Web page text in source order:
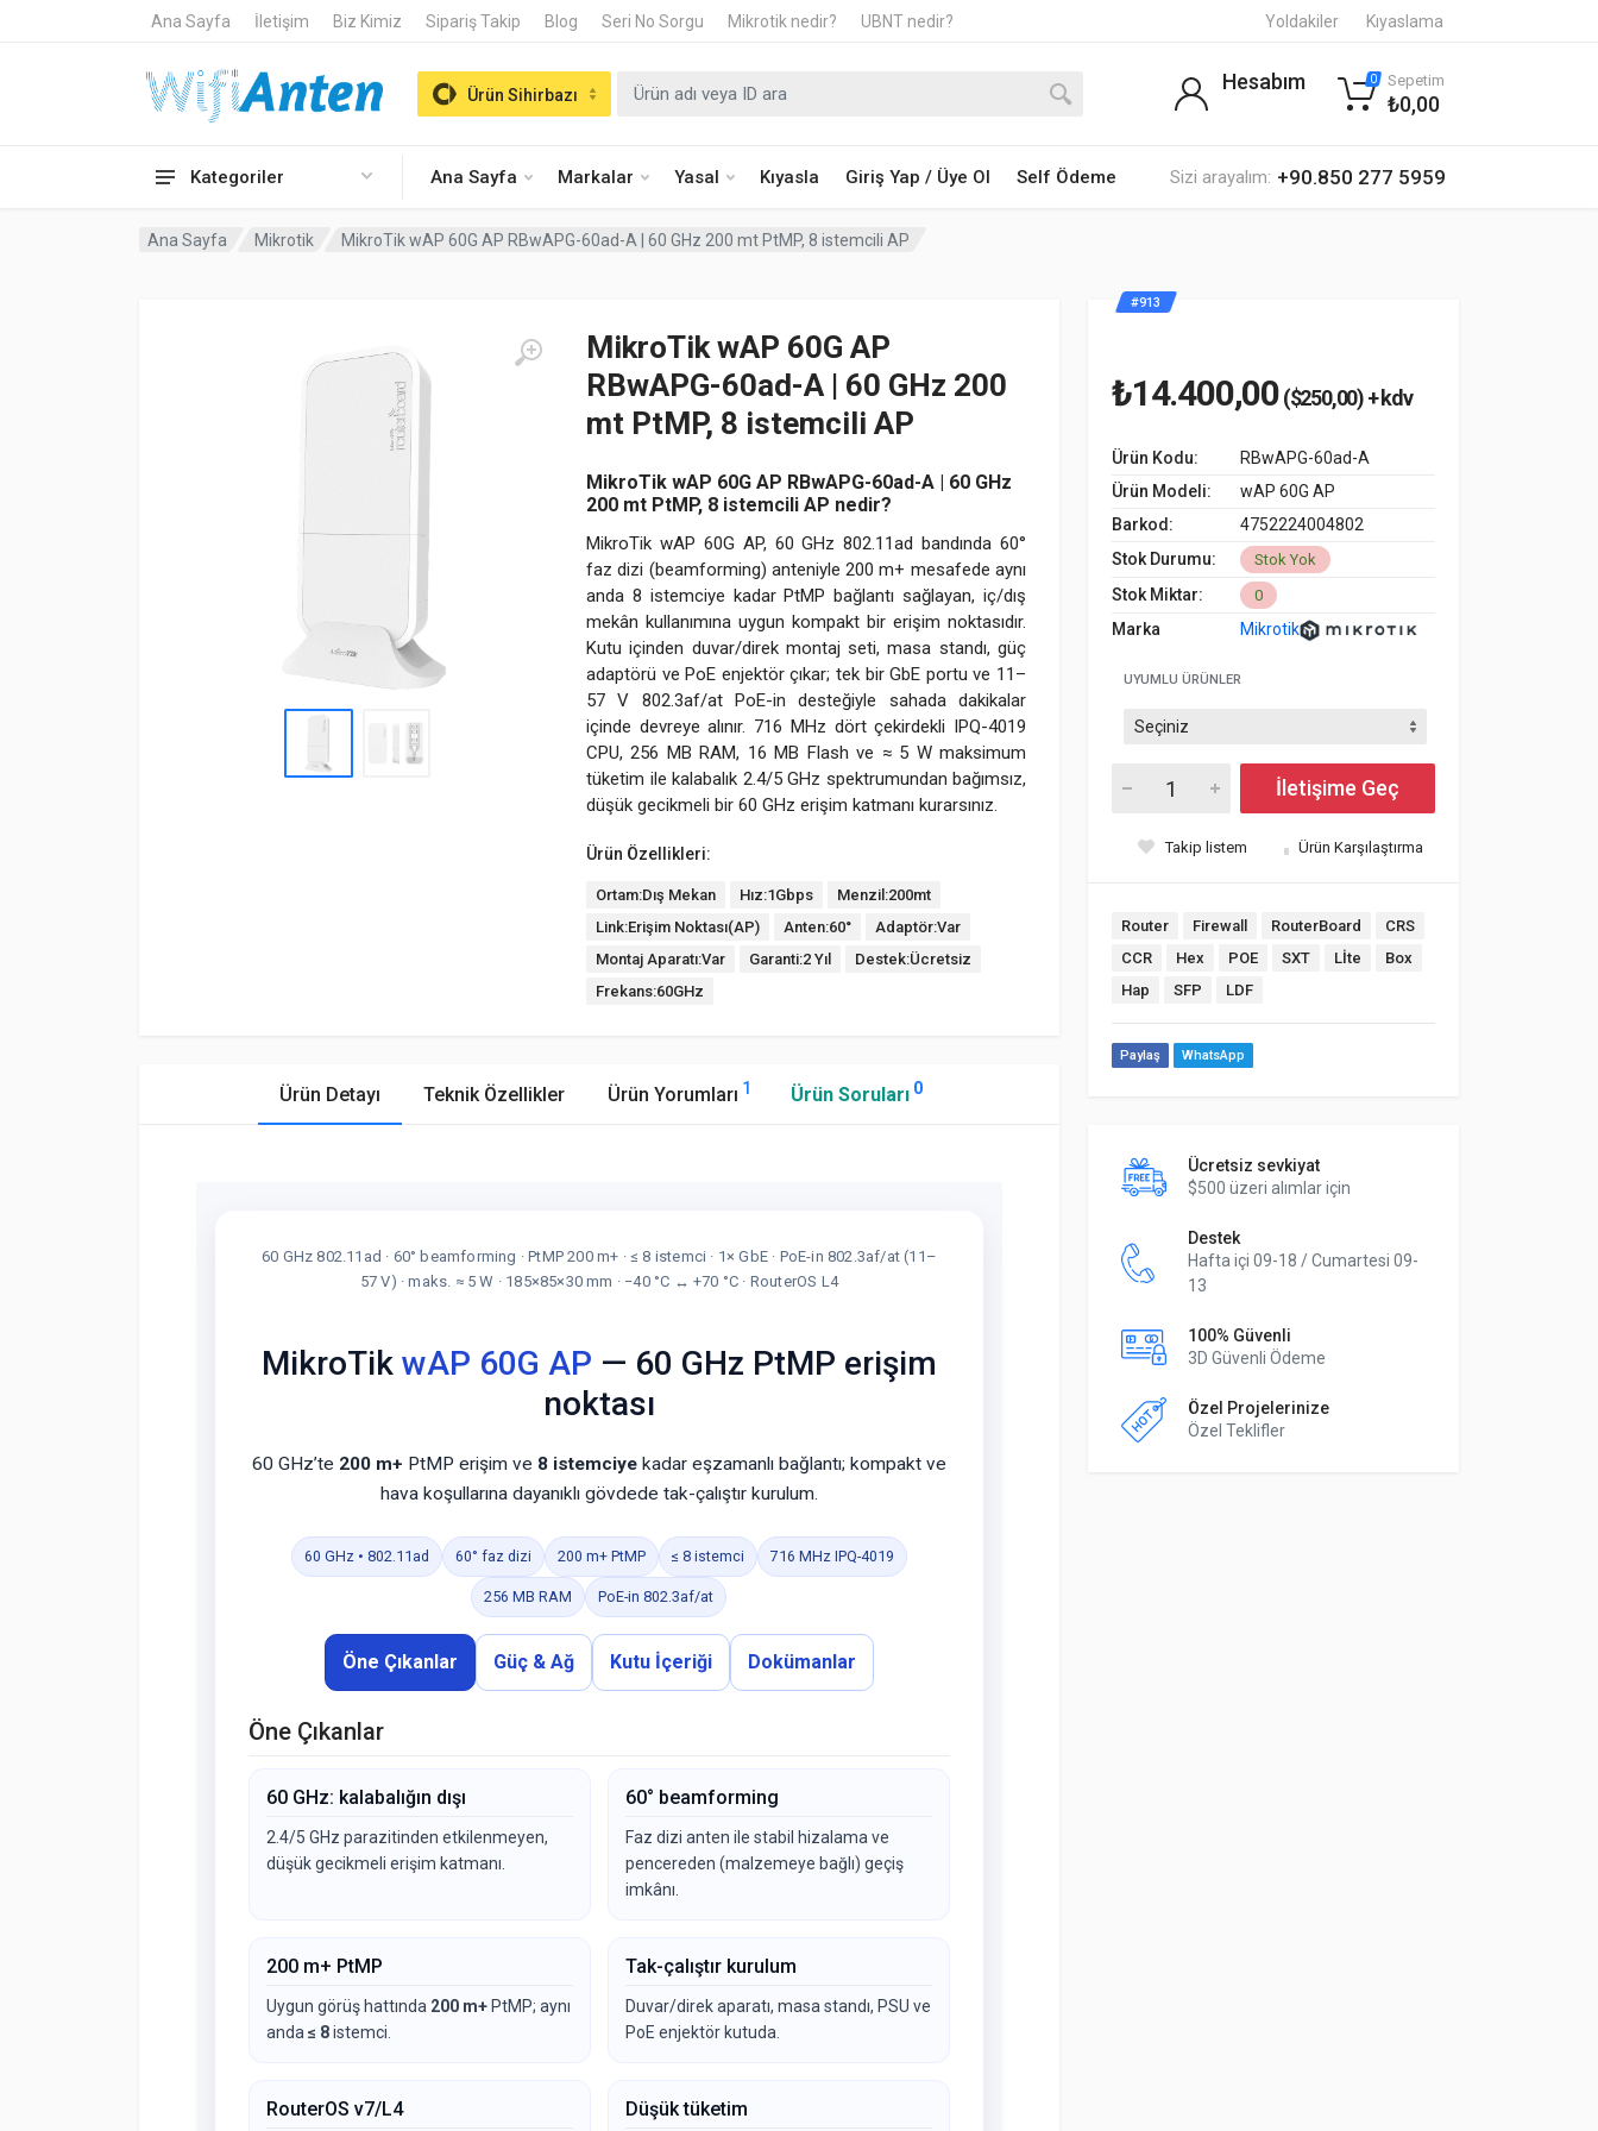
Ana Sayfa İletişim Biz Kimiz Sipariş Takip Blog Seri No Sorgu Mikrotik nedir? UBNT nedir? Yoldakiler Kıyaslama
Kategoriler Ana Sayfa Markalar Yasal Kıyasla Giriş Yap / Üye Ol Self Ödeme Sizi arayalım: +90.850 277 5959
Ürün Sihirbazı
Hesabım 0 Sepetim
₺0,00
Ana Sayfa Mikrotik MikroTik wAP 60G AP RBwAPG-60ad-A | 60 GHz 200 mt PtMP, 8 istemcili AP
MikroTik wAP 60G AP
RBwAPG-60ad-A | 60 GHz 200
mt PtMP, 8 istemcili AP
MikroTik wAP 60G AP RBwAPG-60ad-A | 60 GHz
200 mt PtMP, 8 istemcili AP nedir?
MikroTik wAP 60G AP, 60 GHz 802.11ad bandında 60°
faz dizi (beamforming) anteniyle 200 m+ mesafede aynı
anda 8 istemciye kadar PtMP bağlantı sağlayan, iç/dış
mekân kullanımına uygun kompakt bir erişim noktasıdır.
Kutu içinden duvar/direk montaj seti, masa standı, güç
adaptörü ve PoE enjektör çıkar; tek bir GbE portu ve 11–
57 V 802.3af/at PoE-in desteğiyle sahada dakikalar
içinde devreye alınır. 716 MHz dört çekirdekli IPQ-4019
CPU, 256 MB RAM, 16 MB Flash ve ≈ 5 W maksimum
tüketim ile kalabalık 2.4/5 GHz spektrumundan bağımsız,
düşük gecikmeli bir 60 GHz erişim katmanı kurarsınız.
Ürün Özellikleri:
Ortam:Dış Mekan Hız:1Gbps
Menzil:200mt
Link:Erişim Noktası(AP)
Anten:60°
Adaptör:Var
Montaj Aparatı:Var
Garanti:2 Yıl
Destek:Ücretsiz
Frekans:60GHz
#913
₺14.400,00($250,00) + kdv
Ürün Kodu:
RBwAPG-60ad-A
Ürün Modeli:
wAP 60G AP
Barkod:
4752224004802
Stok Durumu:
Stok Yok
Stok Miktar: 0
Marka Mikrotik
UYUMLU ÜRÜNLER
İletişime Geç
Takip listem Ürün Karşılaştırma
Router Firewall RouterBoard
CRS
CCR
Hex POE SXT Lİte
Box
Hap
SFP LDF
Paylaş WhatsApp
Ücretsiz sevkiyat
$500 üzeri alımlar için
Destek
Hafta içi 09-18 / Cumartesi 09-
13
100% Güvenli
3D Güvenli Ödeme
Özel Projelerinize
Özel Teklifler
Ürün Detayı Teknik Özellikler Ürün Yorumları 1 Ürün Soruları 0
60 GHz 802.11ad · 60° beamforming · PtMP 200 m+ · ≤ 8 istemci · 1× GbE · PoE-in 802.3af/at (11–
57 V) · maks. ≈ 5 W · 185×85×30 mm · −40 °C ↔ +70 °C · RouterOS L4
MikroTik wAP 60G AP — 60 GHz PtMP erişim
noktası
60 GHz’te 200 m+ PtMP erişim ve 8 istemciyekadar eşzamanlı bağlantı; kompakt ve
hava koşullarına dayanıklı gövdede tak-çalıştır kurulum.
60 GHz • 802.11ad 60° faz dizi 200 m+ PtMP ≤ 8 istemci 716 MHz IPQ-4019
256 MB RAM PoE-in 802.3af/at
Öne Çıkanlar Güç & Ağ Kutu İçeriği Dokümanlar
Öne Çıkanlar
60 GHz: kalabalığın dışı
2.4/5 GHz parazitinden etkilenmeyen,
düşük gecikmeli erişim katmanı.
60° beamforming
Faz dizi anten ile stabil hizalama ve
pencereden (malzemeye bağlı) geçiş
imkânı.
200 m+ PtMP
Uygun görüş hattında 200 m+ PtMP; aynı
anda≤ 8istemci.
Tak-çalıştır kurulum
Duvar/direk aparatı, masa standı, PSU ve
PoE enjektör kutuda.
RouterOS v7/L4 Düşük tüketim